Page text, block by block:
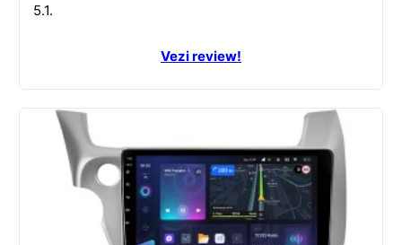
5.1.
Vezi review!